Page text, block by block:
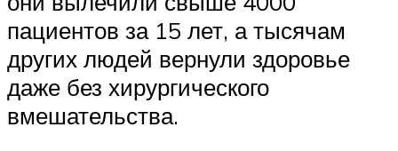
пациентов за 15 лет, а тысячам
других людей вернули здоровье
даже без хирургического
вмешательства.